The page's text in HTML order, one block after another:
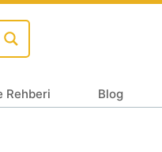
Rehberi Blog